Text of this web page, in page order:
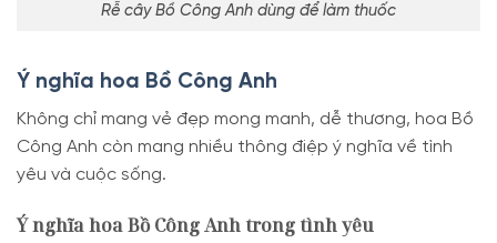
Rễ cây Bồ Công Anh dùng để làm thuốc
Ý nghĩa hoa Bồ Công Anh
Không chỉ mang vẻ đẹp mong manh, dễ thương, hoa Bồ
Công Anh còn mang nhiều thông điệp ý nghĩa về tình
yêu và cuộc sống.
Ý nghĩa hoa Bồ Công Anh trong tình yêu